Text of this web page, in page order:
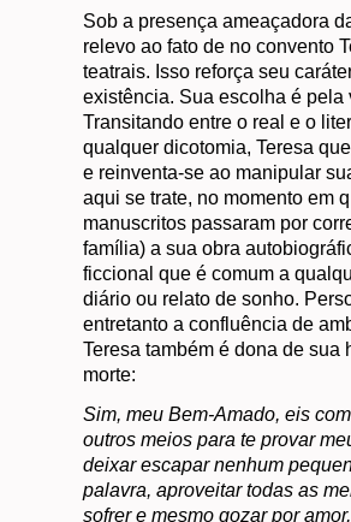
Sob a presença ameaçadora
relevo ao fato de no convento
teatrais. Isso reforça seu
existência. Sua escolha é
Transitando entre o real e o
qualquer dicotomia, Teresa
e reinventa-se ao manipular
aqui se trate, no momento em
manuscritos passaram por
família) a sua obra
ficcional que é comum a
diário ou relato de sonho.
entretanto a confluência de
Teresa também é dona de sua
morte:
Sim, meu Bem-Amado, eis
outros meios para te provar
deixar escapar nenhum
palavra, aproveitar todas as
sofrer e mesmo gozar por